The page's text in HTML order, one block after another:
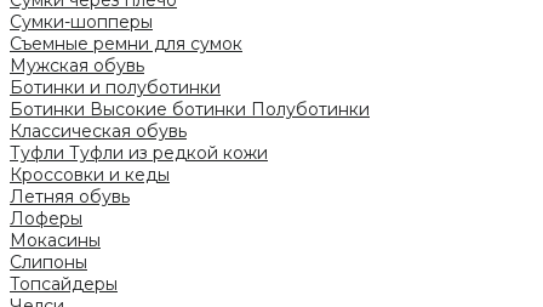
Сумки-шопперы
Съемные ремни для сумок
Мужская обувь
Ботинки и полуботинки
Ботинки Высокие ботинки Полуботинки
Классическая обувь
Туфли Туфли из редкой кожи
Кроссовки и кеды
Летняя обувь
Лоферы
Мокасины
Слипоны
Топсайдеры